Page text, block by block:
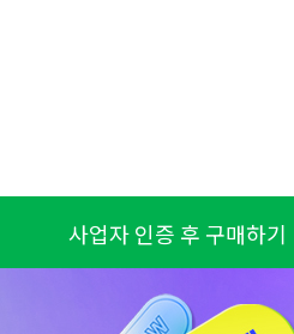
사업자 인증 후 구매하기